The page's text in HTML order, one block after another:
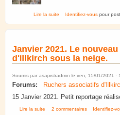
Lire la suite de Fort Ducrot. Automne
Identifiez-vous pour
Janvier 2021. Le
d'Illkirch sous la neige.
Soumis par asapistradmin le ven, 15/01/2021 -
Forums:
Ruchers associatifs
15 Janvier 2021. Petit reportage
Lire la suite de Janvier 2021. Le nouveau
2 commentaires Identifiez-